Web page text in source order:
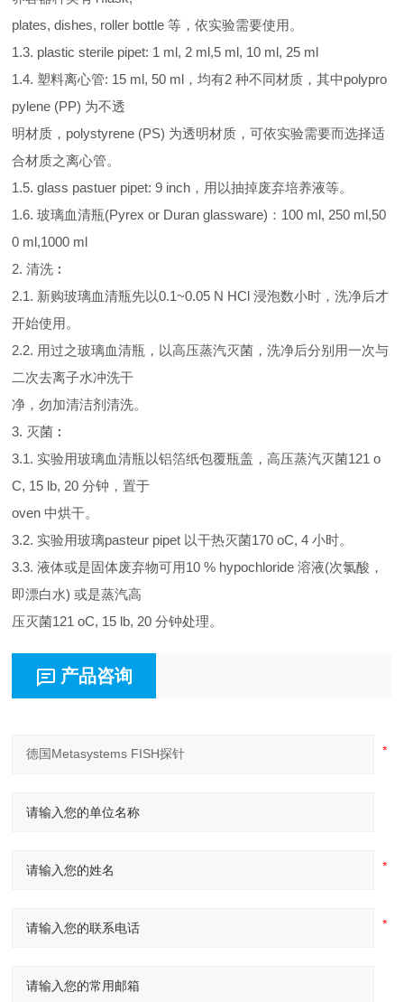
plates, dishes, roller bottle 等，依实验需要使用。
1.3. plastic sterile pipet: 1 ml, 2 ml,5 ml, 10 ml, 25 ml
1.4. 塑料离心管: 15 ml, 50 ml，均有2 种不同材质，其中polypro
pylene (PP) 为不透
明材质，polystyrene (PS) 为透明材质，可依实验需要而选择适
合材质之离心管。
1.5. glass pastuer pipet: 9 inch，用以抽掉废弃培养液等。
1.6. 玻璃血清瓶(Pyrex or Duran glassware)：100 ml, 250 ml,50
0 ml,1000 ml
2. 清洗︰
2.1. 新购玻璃血清瓶先以0.1~0.05 N HCl 浸泡数小时，洗净后才
开始使用。
2.2. 用过之玻璃血清瓶，以高压蒸汽灭菌，洗净后分别用一次与
二次去离子水冲洗干
净，勿加清洁剂清洗。
3. 灭菌︰
3.1. 实验用玻璃血清瓶以铝箔纸包覆瓶盖，高压蒸汽灭菌121 o
C, 15 lb, 20 分钟，置于
oven 中烘干。
3.2. 实验用玻璃pasteur pipet 以干热灭菌170 oC, 4 小时。
3.3. 液体或是固体废弃物可用10 % hypochloride 溶液(次氯酸，
即漂白水) 或是蒸汽高
压灭菌121 oC, 15 lb, 20 分钟处理。
产品咨询